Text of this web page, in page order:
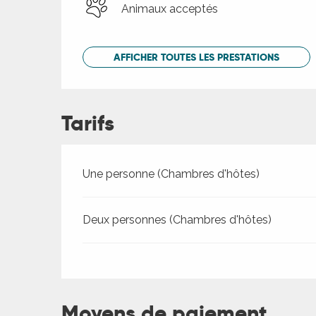
Animaux acceptés
AFFICHER TOUTES LES PRESTATIONS
Tarifs
Tarifs 2026
Une personne (Chambres d'hôtes)
Deux personnes (Chambres d'hôtes)